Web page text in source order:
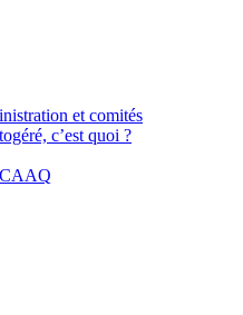
et comités
c’est quoi ?